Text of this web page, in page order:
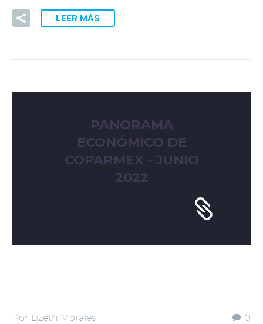
LEER MÁS
PANORAMA
ECONÓMICO DE
COPARMEX - JUNIO
2022
0
Por Lizeth Morales